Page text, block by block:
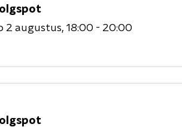
2 augustus 18:00 - 20:00